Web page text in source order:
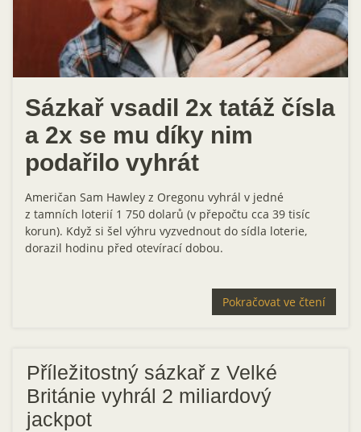
Sázkař vsadil 2x tatáž čísla
a 2x se mu díky nim
podařilo vyhrát
Američan Sam Hawley z Oregonu vyhrál v jedné
z tamních loterií 1 750 dolarů (v přepočtu cca 39 tisíc
korun). Když si šel výhru vyzvednout do sídla loterie,
dorazil hodinu před otevírací dobou.
Pokračovat ve čtení
Příležitostný sázkař z Velké
Británie vyhrál 2 miliardový
jackpot